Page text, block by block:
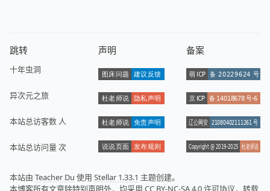
跳转
十年虫洞
异次元之旅
本站总访客数 人
本站总访问量次
声明 备案
本站由 Teacher Du 使用 Stellar 1.33.1 主题创建。
本博客所有文章除特别声明外，均采用 CC BY-NC-SA 4.0许可协议，转载